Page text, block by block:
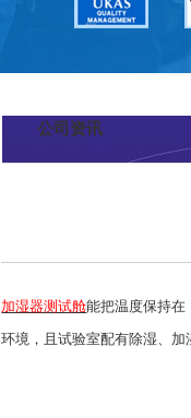
公司资讯
加湿器测试舱能把温度保持在
环境，且试验室配有除湿、